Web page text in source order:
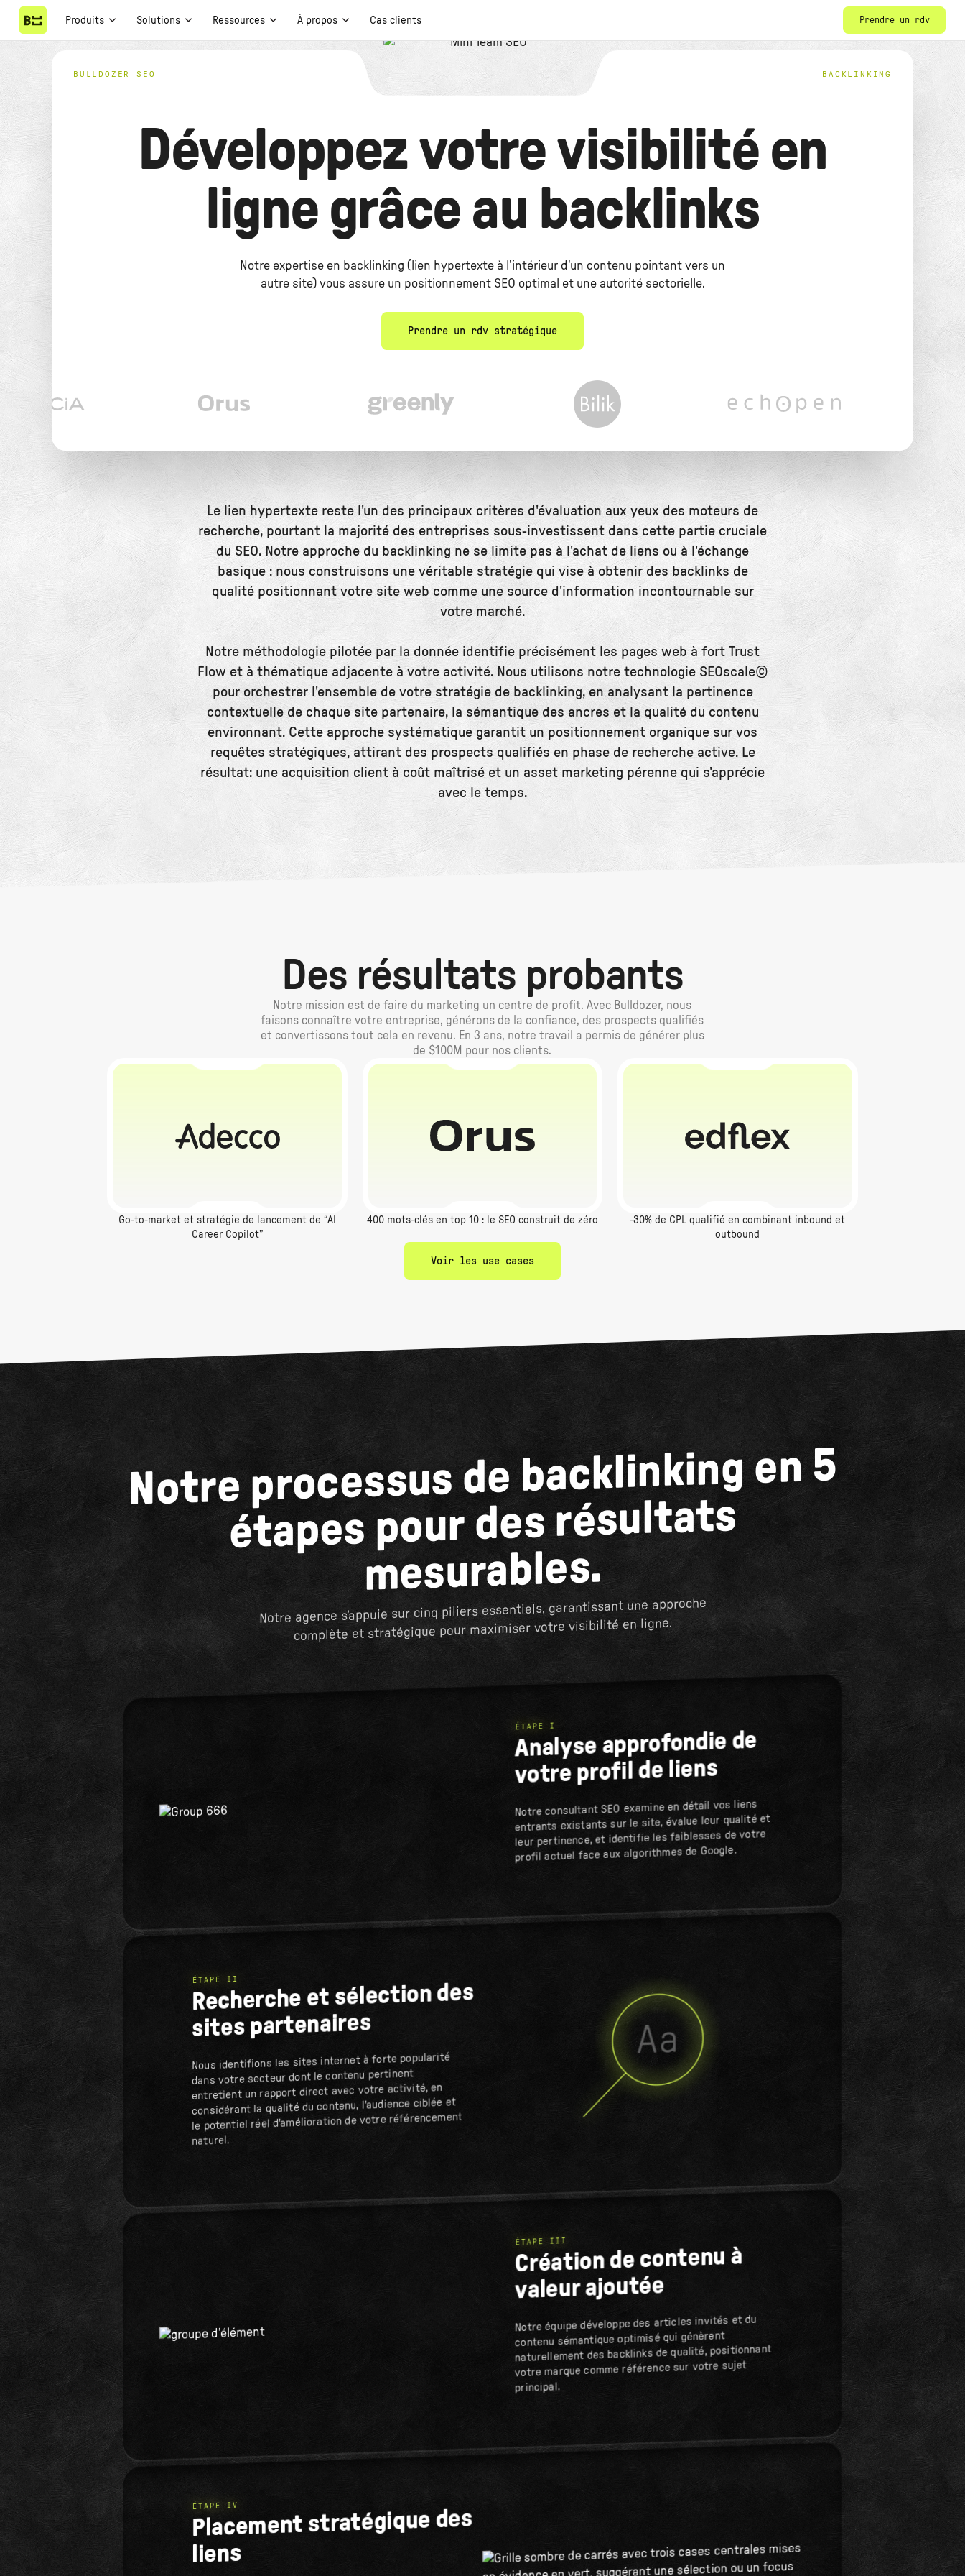
Produits Solutions Ressources À propos Cas clients Prendre un rdv
BACKLINKING
BULLDOZER SEO
Développez votre visibilité en
ligne grâce au backlinks
Notre expertise en backlinking (lien hypertexte à l'intérieur d'un contenu pointant vers un
autre site) vous assure un positionnement SEO optimal et une autorité sectorielle.
Prendre un rdv stratégique
Le lien hypertexte reste l'un des principaux critères d'évaluation aux yeux des moteurs de
recherche, pourtant la majorité des entreprises sous-investissent dans cette partie cruciale
du SEO. Notre approche du backlinking ne se limite pas à l'achat de liens ou à l'échange
basique : nous construisons une véritable stratégie qui vise à obtenir des backlinks de
qualité positionnant votre site web comme une source d'information incontournable sur
votre marché.
Notre méthodologie pilotée par la donnée identifie précisément les pages web à fort Trust
Flow et à thématique adjacente à votre activité. Nous utilisons notre technologie SEOscale©
pour orchestrer l'ensemble de votre stratégie de backlinking, en analysant la pertinence
contextuelle de chaque site partenaire, la sémantique des ancres et la qualité du contenu
environnant. Cette approche systématique garantit un positionnement organique sur vos
requêtes stratégiques, attirant des prospects qualifiés en phase de recherche active. Le
résultat: une acquisition client à coût maîtrisé et un asset marketing pérenne qui s'apprécie
avec le temps.
Des résultats probants
Notre mission est de faire du marketing un centre de profit. Avec Bulldozer, nous
faisons connaître votre entreprise, générons de la confiance, des prospects qualifiés
et convertissons tout cela en revenu. En 3 ans, notre travail a permis de générer plus
de $100M pour nos clients.
Go-to-market et stratégie de lancement de “AI
Career Copilot”
400 mots-clés en top 10 : le SEO construit de zéro
-30% de CPL qualifié en combinant inbound et
outbound
Voir les use cases
Notre processus de backlinking en 5
étapes pour des résultats
mesurables.
Notre agence s’appuie sur cinq piliers essentiels, garantissant une approche
complète et stratégique pour maximiser votre visibilité en ligne.
ÉTAPE I
Analyse approfondie de
votre profil de liens
Notre consultant SEO examine en détail vos liens
entrants existants sur le site, évalue leur qualité et
leur pertinence, et identifie les faiblesses de votre
profil actuel face aux algorithmes de Google.
ÉTAPE II
Recherche et sélection des
sites partenaires
Nous identifions les sites internet à forte popularité
dans votre secteur dont le contenu pertinent
entretient un rapport direct avec votre activité, en
considérant la qualité du contenu, l'audience ciblée et
le potentiel réel d'amélioration de votre référencement
naturel.
ÉTAPE III
Création de contenu à
valeur ajoutée
Notre équipe développe des articles invités et du
contenu sémantique optimisé qui génèrent
naturellement des backlinks de qualité, positionnant
votre marque comme référence sur votre sujet
principal.
ÉTAPE IV
Placement stratégique des
liens